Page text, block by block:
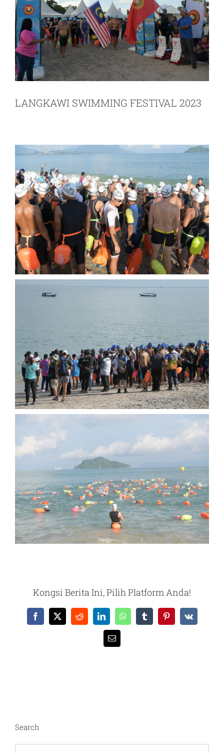
LANGKAWI SWIMMING FESTIVAL 2023
Kongsi Berita Ini, Pilih Platform Anda!
Facebook
X RedditLinkedInWhatsAppTumblrPinterest
Vk
Email
Search